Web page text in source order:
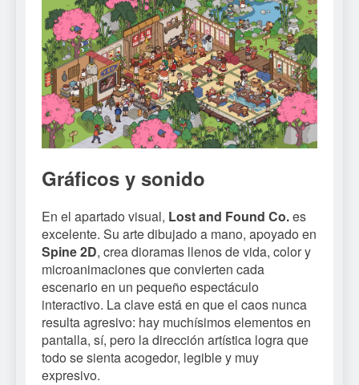
Gráficos y sonido
En el apartado visual, Lost and Found Co.es
excelente. Su arte dibujado a mano, apoyado en
Spine 2D, crea dioramas llenos de vida, color y
microanimaciones que convierten cada
escenario en un pequeño espectáculo
interactivo. La clave está en que el caos nunca
resulta agresivo: hay muchísimos elementos en
pantalla, sí, pero la dirección artística logra que
todo se sienta acogedor, legible y muy
expresivo.